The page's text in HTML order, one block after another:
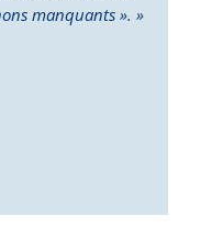
manquants ». »